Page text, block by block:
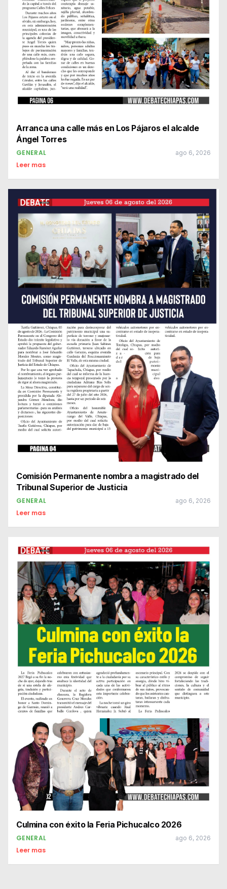
Arranca una calle más en Los Pájaros el alcalde
Ángel Torres
GENERAL ago 6, 2026
Leer mas
Comisión Permanente nombra a magistrado del
Tribunal Superior de Justicia
GENERAL ago 6, 2026
Leer mas
Culmina con éxito la Feria Pichucalco 2026
GENERAL ago 6, 2026
Leer mas